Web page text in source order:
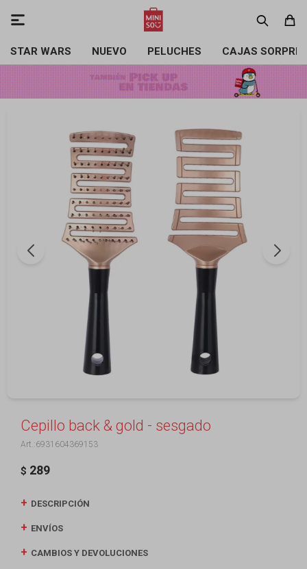
STAR WARS NUEVO PELUCHES CAJAS

Cepillo back & gold - sesgado
6931604369153
$ 289
DESCRIPCIÓN
ENVÍOS
CAMBIOS Y DEVOLUCIONES